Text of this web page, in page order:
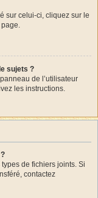
sur celui-ci, cliquez sur le
sujets ?
de l’utilisateur
les instructions.
de fichiers joints. Si
contactez